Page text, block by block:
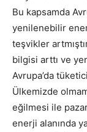
Bu kapsamda
yenilenebilir
teşvikler
bilgisi arttı ve
Avrupa’da
Ülkemizde
eğilmesi ile
enerji alanında